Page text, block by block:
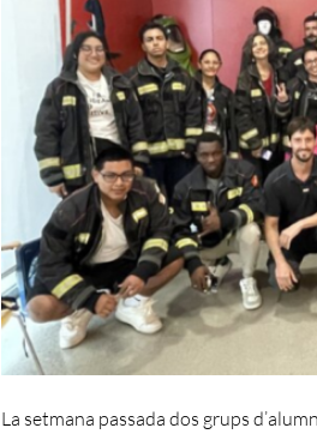
La setmana passada dos grups